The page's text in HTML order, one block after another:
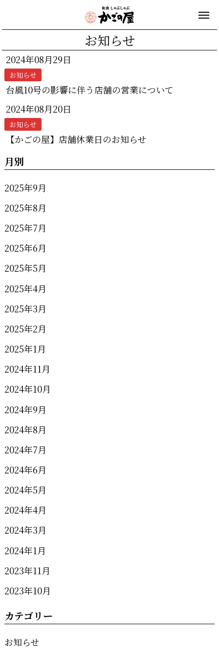
お知らせ
2024年08月29日
お知らせ
台風10号の影響に伴う店舗の営業について
2024年08月20日
お知らせ
【かごの屋】店舗休業日のお知らせ
月別
2025年9月
2025年8月
2025年7月
2025年6月
2025年5月
2025年4月
2025年3月
2025年2月
2025年1月
2024年11月
2024年10月
2024年9月
2024年8月
2024年7月
2024年6月
2024年5月
2024年4月
2024年3月
2024年1月
2023年11月
2023年10月
カテゴリー
お知らせ